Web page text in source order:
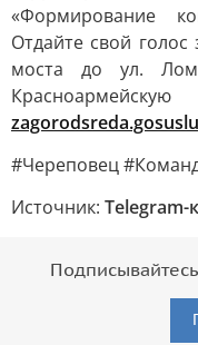
«Формирование
Отдайте свой
моста до ул.
#Череповец
Источник: